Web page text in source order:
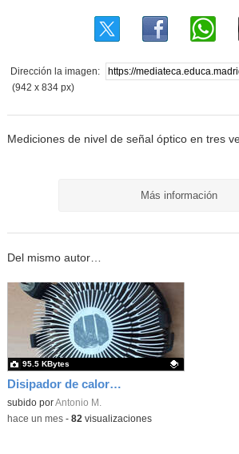
Dirección la imagen:
(942 x 834 px)
Mediciones de nivel de señal óptico en tres
Más información
Del mismo autor…
Disipador de calor para microprocesador i3, i5 e i7
Contenido educativo.
subido porAntonio M.
95.5 KBytes
-hace un mes- 82 visualizaciones